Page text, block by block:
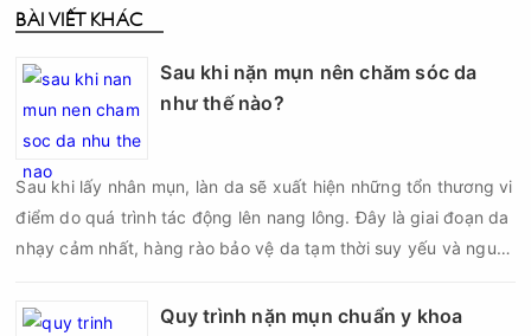
BÀI VIẾT KHÁC
Sau khi nặn mụn nên chăm sóc da
như thế nào?
Sau khi lấy nhân mụn, làn da sẽ xuất hiện những tổn thương vi
điểm do quá trình tác động lên nang lông. Đây là giai đoạn da
nhạy cảm nhất, hàng rào bảo vệ da tạm thời suy yếu và nguy
nếu chăm sóc không đúng cách. Chính vì vậy, việc chăm sóc
Quy trình nặn mụn chuẩn y khoa